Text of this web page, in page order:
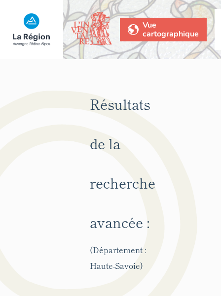
Vue
cartographique
Résultats
de la
recherche
avancée :
(Département :
Haute-Savoie)